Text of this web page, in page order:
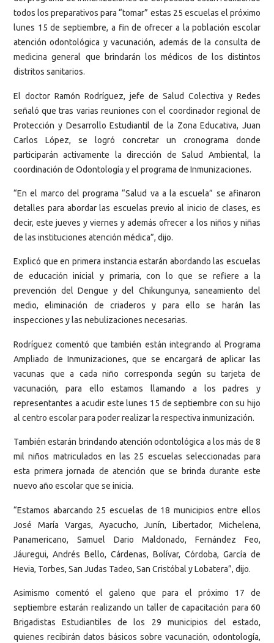
todos los preparativos para “tomar” estas 25 escuelas el próximo
lunes 15 de septiembre, a fin de ofrecer a la población escolar
atención odontológica y vacunación, además de la consulta de
medicina general que brindarán los médicos de los distintos
distritos sanitarios.
El doctor Ramón Rodríguez, jefe de Salud Colectiva y Redes
señaló que tras varias reuniones con el coordinador regional de
Protección y Desarrollo Estudiantil de la Zona Educativa, Juan
Carlos López, se logró concretar un cronograma donde
participarán activamente la dirección de Salud Ambiental, la
coordinación de Odontología y el programa de Inmunizaciones.
“En el marco del programa “Salud va a la escuela” se afinaron
detalles para abordar las escuelas previo al inicio de clases, es
decir, este jueves y viernes y además ofrecer a los niños y niñas
de las instituciones atención médica”, dijo.
Explicó que en primera instancia estarán abordando las escuelas
de educación inicial y primaria, con lo que se refiere a la
prevención del Dengue y del Chikungunya, saneamiento del
medio, eliminación de criaderos y para ello se harán las
inspecciones y las nebulizaciones necesarias.
Rodríguez comentó que también están integrando al Programa
Ampliado de Inmunizaciones, que se encargará de aplicar las
vacunas que a cada niño corresponda según su tarjeta de
vacunación, para ello estamos llamando a los padres y
representantes a acudir este lunes 15 de septiembre con su hijo
al centro escolar para poder realizar la respectiva inmunización.
También estarán brindando atención odontológica a los más de 8
mil niños matriculados en las 25 escuelas seleccionadas para
esta primera jornada de atención que se brinda durante este
nuevo año escolar que se inicia.
“Estamos abarcando 25 escuelas de 18 municipios entre ellos
José María Vargas, Ayacucho, Junín, Libertador, Michelena,
Panamericano, Samuel Dario Maldonado, Fernández Feo,
Jáuregui, Andrés Bello, Cárdenas, Bolívar, Córdoba, García de
Hevia, Torbes, San Judas Tadeo, San Cristóbal y Lobatera”, dijo.
Asimismo comentó el galeno que para el próximo 17 de
septiembre estarán realizando un taller de capacitación para 60
Brigadistas Estudiantiles de los 29 municipios del estado,
quienes recibirán datos básicos sobre vacunación, odontología,